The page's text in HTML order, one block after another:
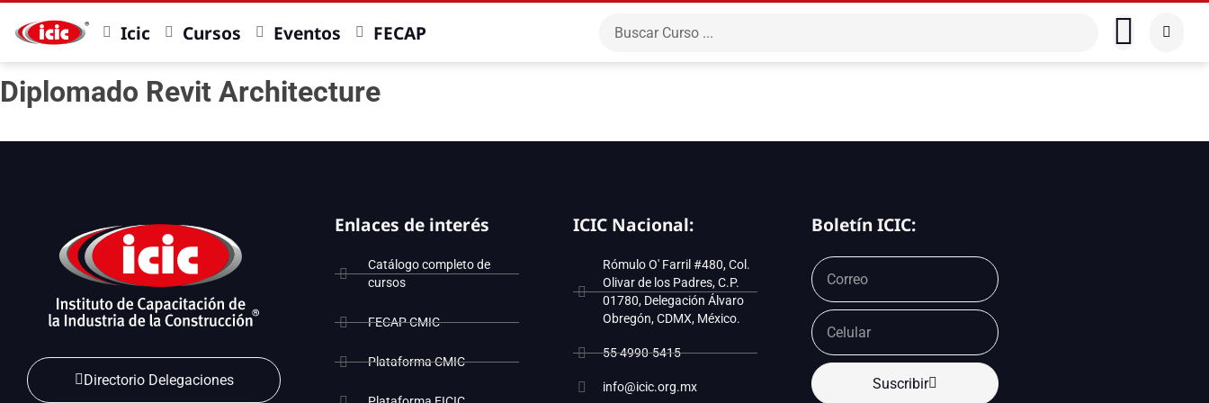
Icic Cursos Eventos FECAP
Diplomado Revit Architecture
Directorio Delegaciones
Enlaces de interés
Catálogo completo de
cursos
FECAP CMIC
Plataforma CMIC
ICIC Nacional:
Rómulo O' Farril #480, Col.
Olivar de los Padres, C.P.
01780, Delegación Álvaro
Obregón, CDMX, México.
55 4990-5415
info@icic.org.mx
Boletín ICIC:
Suscribir